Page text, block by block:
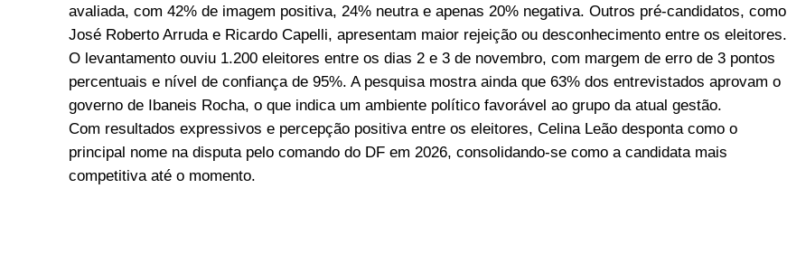
avaliada, com 42% de imagem positiva, 24% neutra e apenas 20% negativa. Outros pré-candidatos, como
José Roberto Arruda e Ricardo Capelli, apresentam maior rejeição ou desconhecimento entre os eleitores.
O levantamento ouviu 1.200 eleitores entre os dias 2 e 3 de novembro, com margem de erro de 3 pontos
percentuais e nível de confiança de 95%. A pesquisa mostra ainda que 63% dos entrevistados aprovam o
governo de Ibaneis Rocha, o que indica um ambiente político favorável ao grupo da atual gestão.
Com resultados expressivos e percepção positiva entre os eleitores, Celina Leão desponta como o
principal nome na disputa pelo comando do DF em 2026, consolidando-se como a candidata mais
competitiva até o momento.